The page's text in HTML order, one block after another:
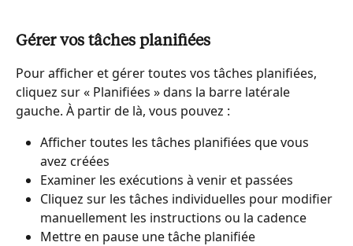
Gérer vos tâches planifiées
Pour afficher et gérer toutes vos tâches planifiées,
cliquez sur « Planifiées » dans la barre latérale
gauche. À partir de là, vous pouvez :
Afficher toutes les tâches planifiées que vous
avez créées
Examiner les exécutions à venir et passées
Cliquez sur les tâches individuelles pour modifier
manuellement les instructions ou la cadence
Mettre en pause une tâche planifiée